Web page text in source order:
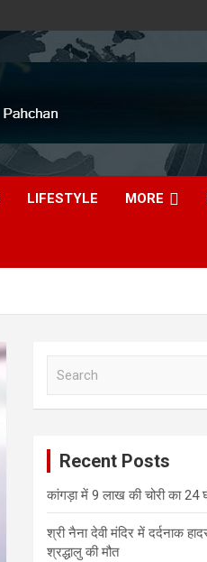
LIFESTYLE MORE
Recent Posts
कांगड़ा में 9 लाख की चोरी का 24
श्री नैना देवी मंदिर में दर्दनाक
श्रद्धालु की मौत